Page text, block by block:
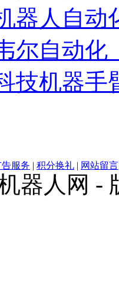
器人自动
尔自动化
技机器手
告服务 | 积分换礼 | 网站留言
器人网 -